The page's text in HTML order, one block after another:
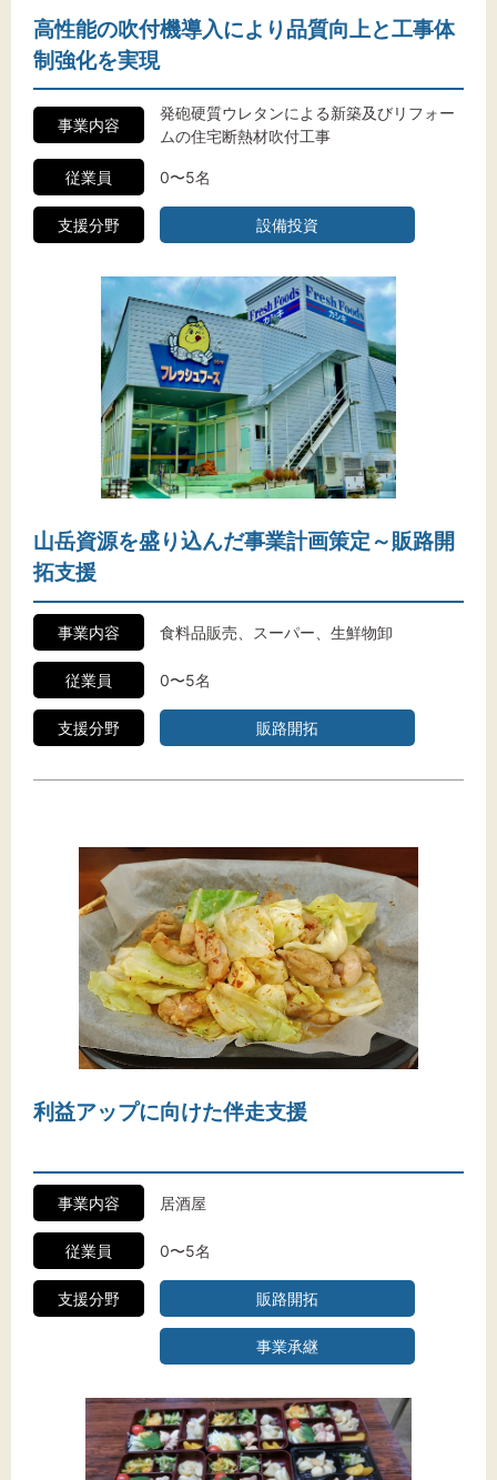
高性能の吹付機導入により品質向上と工事体
制強化を実現
事業内容
発砲硬質ウレタンによる新築及びリフォー
ムの住宅断熱材吹付工事
従業員 0〜5名
支援分野 設備投資
山岳資源を盛り込んだ事業計画策定～販路開
拓支援
事業内容 食料品販売、スーパー、生鮮物卸
従業員 0〜5名
支援分野 販路開拓
利益アップに向けた伴走支援
事業内容 居酒屋
従業員 0〜5名
支援分野 販路開拓
事業承継